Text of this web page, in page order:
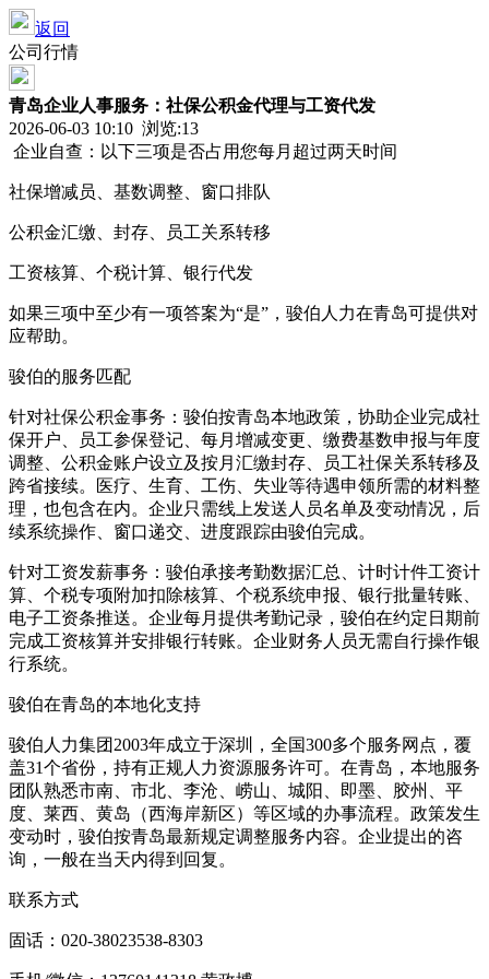
返回
公司行情
青岛企业人事服务：社保公积金代理与工资代发
2026-06-03 10:10 浏览:13
企业自查：以下三项是否占用您每月超过两天时间
社保增减员、基数调整、窗口排队
公积金汇缴、封存、员工关系转移
工资核算、个税计算、银行代发
如果三项中至少有一项答案为“是”，骏伯人力在青岛可提供对
应帮助。
骏伯的服务匹配
针对社保公积金事务：骏伯按青岛本地政策，协助企业完成社
保开户、员工参保登记、每月增减变更、缴费基数申报与年度
调整、公积金账户设立及按月汇缴封存、员工社保关系转移及
跨省接续。医疗、生育、工伤、失业等待遇申领所需的材料整
理，也包含在内。企业只需线上发送人员名单及变动情况，后
续系统操作、窗口递交、进度跟踪由骏伯完成。
针对工资发薪事务：骏伯承接考勤数据汇总、计时计件工资计
算、个税专项附加扣除核算、个税系统申报、银行批量转账、
电子工资条推送。企业每月提供考勤记录，骏伯在约定日期前
完成工资核算并安排银行转账。企业财务人员无需自行操作银
行系统。
骏伯在青岛的本地化支持
骏伯人力集团2003年成立于深圳，全国300多个服务网点，覆
盖31个省份，持有正规人力资源服务许可。在青岛，本地服务
团队熟悉市南、市北、李沧、崂山、城阳、即墨、胶州、平
度、莱西、黄岛（西海岸新区）等区域的办事流程。政策发生
变动时，骏伯按青岛最新规定调整服务内容。企业提出的咨
询，一般在当天内得到回复。
联系方式
固话：020-38023538-8303